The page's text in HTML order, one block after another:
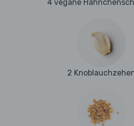
4 vegane
2